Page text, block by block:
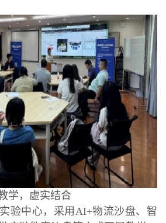
学，虚实结合
验中心，采用AI+物流沙盘、智